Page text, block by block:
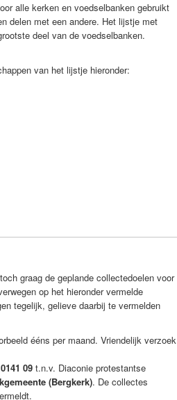
alle kerken en voedselbanken gebruikt
delen met een andere. Het lijstje met
deel van de voedselbanken.
van het lijstje hieronder:
graag de geplande collectedoelen voor
op het hieronder vermelde
tegelijk, gelieve daarbij te vermelden
ééns per maand. Vriendelijk verzoek
09 t.n.v. Diaconie protestantse
(Bergkerk). De collectes